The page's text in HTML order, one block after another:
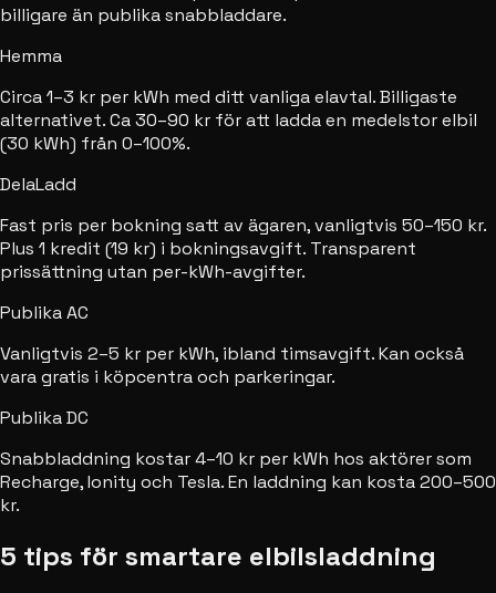
billigare än publika snabbladdare.
Hemma
Circa 1–3 kr per kWh med ditt vanliga elavtal. Billigaste
alternativet. Ca 30–90 kr för att ladda en medelstor elbil
(30 kWh) från 0–100%.
DelaLadd
Fast pris per bokning satt av ägaren, vanligtvis 50–150 kr.
Plus 1 kredit (19 kr) i bokningsavgift. Transparent
prissättning utan per-kWh-avgifter.
Publika AC
Vanligtvis 2–5 kr per kWh, ibland timsavgift. Kan också
vara gratis i köpcentra och parkeringar.
Publika DC
Snabbladdning kostar 4–10 kr per kWh hos aktörer som
Recharge, Ionity och Tesla. En laddning kan kosta 200–500
kr.
5 tips för smartare elbilsladdning